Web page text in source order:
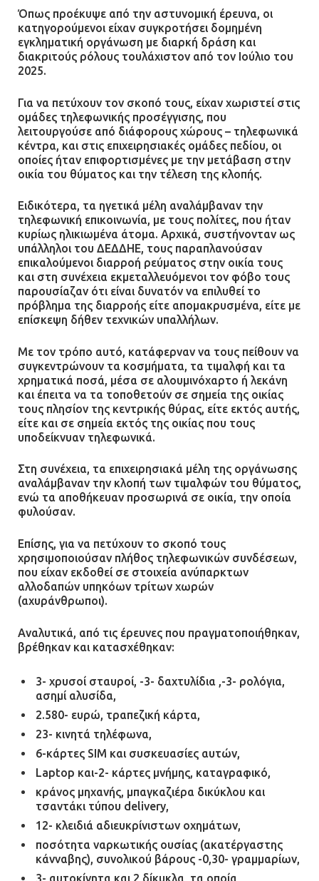
Όπως προέκυψε από την αστυνομική έρευνα, οι
κατηγορούμενοι είχαν συγκροτήσει δομημένη
εγκληματική οργάνωση με διαρκή δράση και
διακριτούς ρόλους τουλάχιστον από τον Ιούλιο του
2025.
Για να πετύχουν τον σκοπό τους, είχαν χωριστεί στις
ομάδες τηλεφωνικής προσέγγισης, που
λειτουργούσε από διάφορους χώρους – τηλεφωνικά
κέντρα, και στις επιχειρησιακές ομάδες πεδίου, οι
οποίες ήταν επιφορτισμένες με την μετάβαση στην
οικία του θύματος και την τέλεση της κλοπής.
Ειδικότερα, τα ηγετικά μέλη αναλάμβαναν την
τηλεφωνική επικοινωνία, με τους πολίτες, που ήταν
κυρίως ηλικιωμένα άτομα. Αρχικά, συστήνονταν ως
υπάλληλοι του ΔΕΔΔΗΕ, τους παραπλανούσαν
επικαλούμενοι διαρροή ρεύματος στην οικία τους
και στη συνέχεια εκμεταλλευόμενοι τον φόβο τους
παρουσίαζαν ότι είναι δυνατόν να επιλυθεί το
πρόβλημα της διαρροής είτε απομακρυσμένα, είτε με
επίσκεψη δήθεν τεχνικών υπαλλήλων.
Με τον τρόπο αυτό, κατάφερναν να τους πείθουν να
συγκεντρώνουν τα κοσμήματα, τα τιμαλφή και τα
χρηματικά ποσά, μέσα σε αλουμινόχαρτο ή λεκάνη
και έπειτα να τα τοποθετούν σε σημεία της οικίας
τους πλησίον της κεντρικής θύρας, είτε εκτός αυτής,
είτε και σε σημεία εκτός της οικίας που τους
υποδείκνυαν τηλεφωνικά.
Στη συνέχεια, τα επιχειρησιακά μέλη της οργάνωσης
αναλάμβαναν την κλοπή των τιμαλφών του θύματος,
ενώ τα αποθήκευαν προσωρινά σε οικία, την οποία
φυλούσαν.
Επίσης, για να πετύχουν το σκοπό τους
χρησιμοποιούσαν πλήθος τηλεφωνικών συνδέσεων,
που είχαν εκδοθεί σε στοιχεία ανύπαρκτων
αλλοδαπών υπηκόων τρίτων χωρών
(αχυράνθρωποι).
Αναλυτικά, από τις έρευνες που πραγματοποιήθηκαν,
βρέθηκαν και κατασχέθηκαν:
3- χρυσοί σταυροί, -3- δαχτυλίδια ,-3- ρολόγια,
ασημί αλυσίδα,
2.580- ευρώ, τραπεζική κάρτα,
23- κινητά τηλέφωνα,
6-κάρτες SIM και συσκευασίες αυτών,
Laptop και-2- κάρτες μνήμης, καταγραφικό,
κράνος μηχανής, μπαγκαζιέρα δικύκλου και
τσαντάκι τύπου delivery,
12- κλειδιά αδιευκρίνιστων οχημάτων,
ποσότητα ναρκωτικής ουσίας (ακατέργαστης
κάνναβης), συνολικού βάρους -0,30- γραμμαρίων,
3- αυτοκίνητα και 2 δίκυκλα, τα οποία